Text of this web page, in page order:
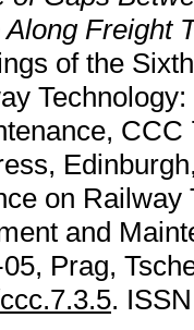
Freight
of the
on Railway
and
Prag,
.